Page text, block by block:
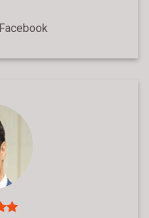
Facebook